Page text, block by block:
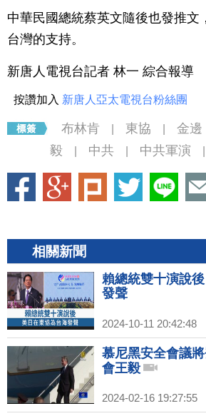
中華民國總統蔡英文隨後也發推文
台灣的支持。
新唐人電視台記者 林一 綜合報導
按讚加入 新唐人亞太電視台粉絲團
布林肯 東協 金邊
毅
中共 中共軍演
相關新聞
賴總統雙十演說
發聲
2024-10-11 20:42:48
慕尼黑安全會議
會王毅
2024-02-16 19:27:55